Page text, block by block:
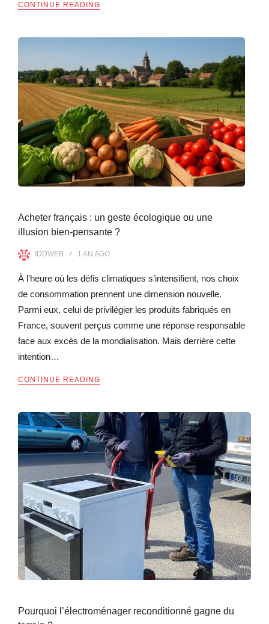
CONTINUE READING
Acheter français : un geste écologique ou une
illusion bien-pensante ?
IDDWEB 1 AN AGO
À l’heure où les défis climatiques s’intensifient, nos choix
de consommation prennent une dimension nouvelle.
Parmi eux, celui de privilégier les produits fabriqués en
France, souvent perçus comme une réponse responsable
face aux excès de la mondialisation. Mais derrière cette
intention…
CONTINUE READING
Pourquoi l’électroménager reconditionné gagne du